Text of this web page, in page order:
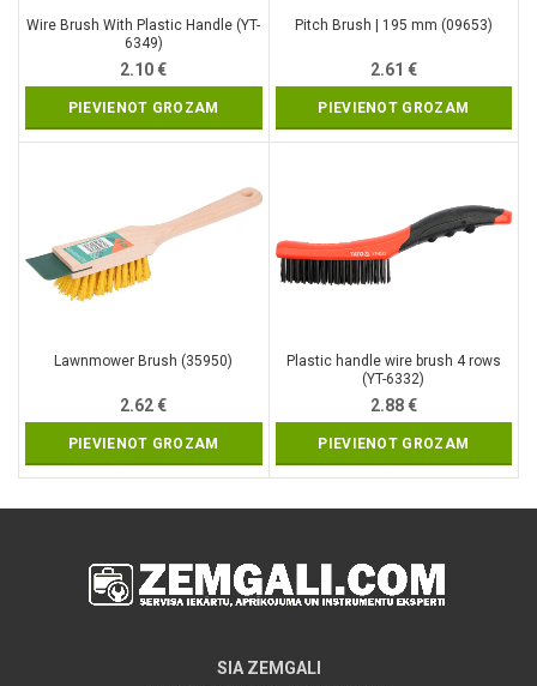
Wire Brush With Plastic Handle (YT-
6349)
2.10€
PIEVIENOT GROZAM
Pitch Brush | 195 mm (09653)
2.61 €
PIEVIENOT GROZAM
Lawnmower Brush (35950)
2.62€
PIEVIENOT GROZAM
Plastic handle wire brush 4 rows
(YT-6332)
2.88€
PIEVIENOT GROZAM
SIA ZEMGALI